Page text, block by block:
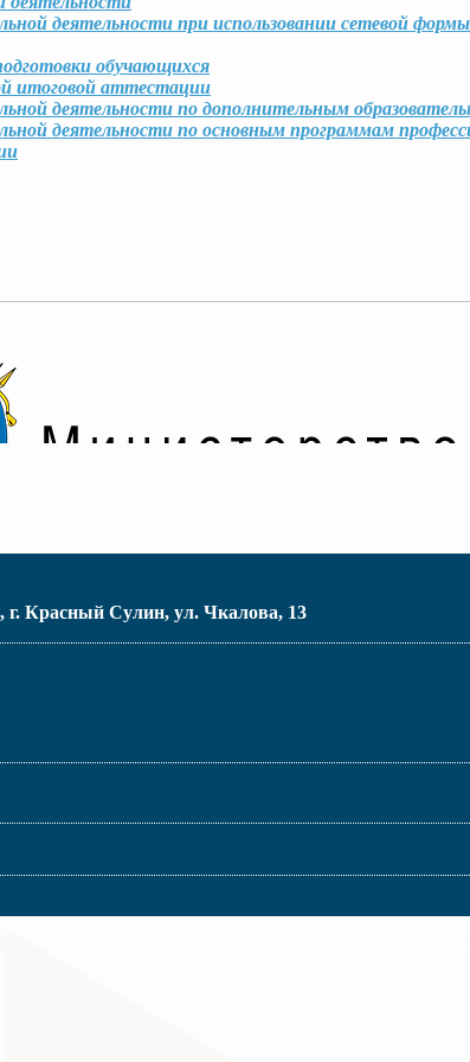
деятельности при использовании сетевой
обучающихся
итоговой аттестации
деятельности по дополнительным
деятельности по основным программам
г. Красный Сулин, ул. Чкалова, 13